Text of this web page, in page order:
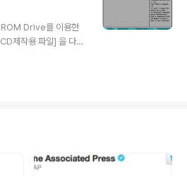
Internet Security 제품군은 해당되지 않
ROM Drive를 이용한
제작용 파일] 을 다운
에 '비밀댓글'로 성함/
Drive를 통한 부팅
니다. 2. 설정 내용을 저
운 복구 CD를 CD-RO
음과 같은 실행 화면